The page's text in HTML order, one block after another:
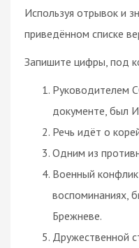
Используя отрывок и
приведённом списке
Запишите цифры, под
Руководителем
документе, был
Речь идёт о
Одним из
Военный
воспоминаниях,
Брежневе.
Дружественной